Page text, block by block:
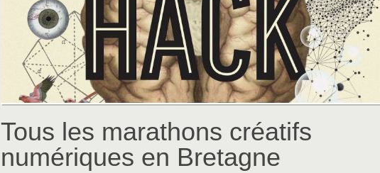
Tous les marathons créatifs
numériques en Bretagne